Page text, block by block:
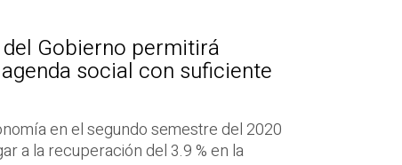
Gobierno permitirá
social con suficiente
en el segundo semestre del 2020
a la recuperación del 3.9 % en la